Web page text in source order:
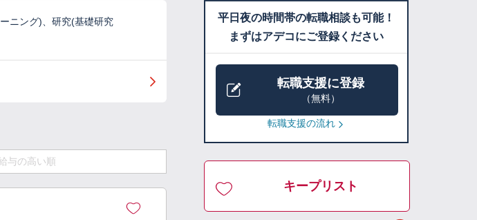
ニング)、研究(基礎研究
与の高い順
平日夜の時間帯の転職相談も可能！
まずはアデコにご登録ください
転職支援に登録
（無料）
転職支援の流れ
キープリスト